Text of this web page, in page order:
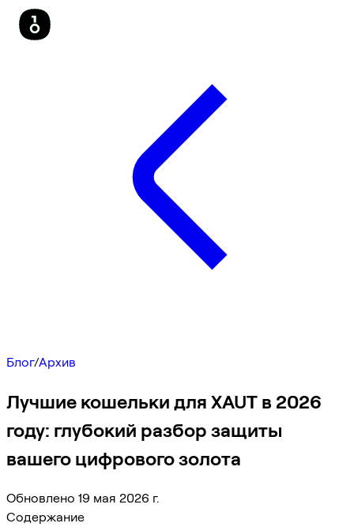
Блог/Архив
Лучшие кошельки для XAUT в 2026
году: глубокий разбор защиты
вашего цифрового золота
Обновлено 19 мая 2026 г.
Содержание